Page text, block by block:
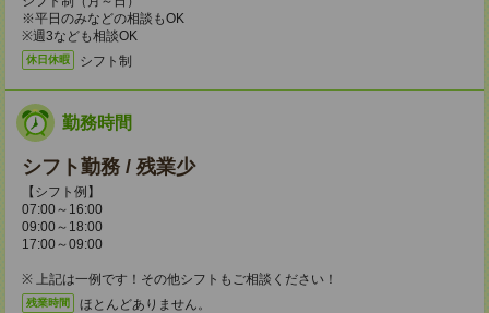
※平日のみなどの相談もOK
※週3なども相談OK
休日休暇 シフト制
勤務時間
シフト勤務 / 残業少
【シフト例】
07:00～16:00
09:00～18:00
17:00～09:00
※ 上記は一例です！その他シフトもご相談ください！
残業時間 ほとんどありません。